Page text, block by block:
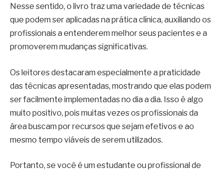
Nesse sentido, o livro traz uma variedade de técnicas
que podem ser aplicadas na prática clínica, auxiliando os
profissionais a entenderem melhor seus pacientes e a
promoverem mudanças significativas.
Os leitores destacaram especialmente a praticidade
das técnicas apresentadas, mostrando que elas podem
ser facilmente implementadas no dia a dia. Isso é algo
muito positivo, pois muitas vezes os profissionais da
área buscam por recursos que sejam efetivos e ao
mesmo tempo viáveis de serem utilizados.
Portanto, se você é um estudante ou profissional de